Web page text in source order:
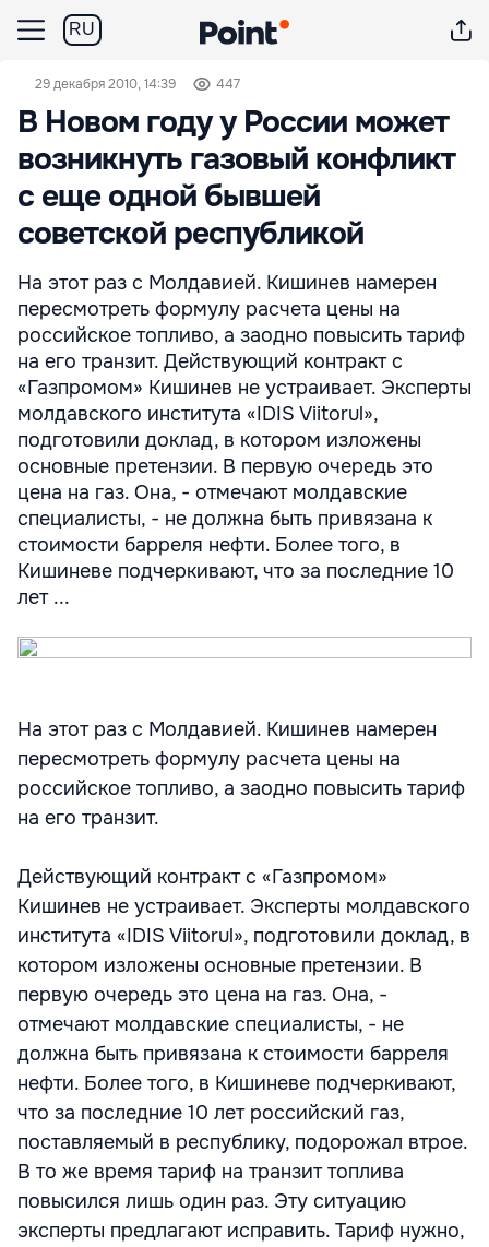
RU
29 декабря 2010, 14:39 447
В Новом году у России может
возникнуть газовый конфликт
с еще одной бывшей
советской республикой
На этот раз с Молдавией. Кишинев намерен
пересмотреть формулу расчета цены на
российское топливо, а заодно повысить тариф
на его транзит. Действующий контракт с
«Газпромом» Кишинев не устраивает. Эксперты
молдавского института «IDIS Viitorul»,
подготовили доклад, в котором изложены
основные претензии. В первую очередь это
цена на газ. Она, - отмечают молдавские
специалисты, - не должна быть привязана к
стоимости барреля нефти. Более того, в
Кишиневе подчеркивают, что за последние 10
лет ...
На этот раз с Молдавией. Кишинев намерен
пересмотреть формулу расчета цены на
российское топливо, а заодно повысить тариф
на его транзит.
Действующий контракт с «Газпромом»
Кишинев не устраивает. Эксперты молдавского
института «IDIS Viitorul», подготовили доклад, в
котором изложены основные претензии. В
первую очередь это цена на газ. Она, -
отмечают молдавские специалисты, - не
должна быть привязана к стоимости барреля
нефти. Более того, в Кишиневе подчеркивают,
что за последние 10 лет российский газ,
поставляемый в республику, подорожал втрое.
В то же время тариф на транзит топлива
повысился лишь один раз. Эту ситуацию
эксперты предлагают исправить. Тариф нужно,